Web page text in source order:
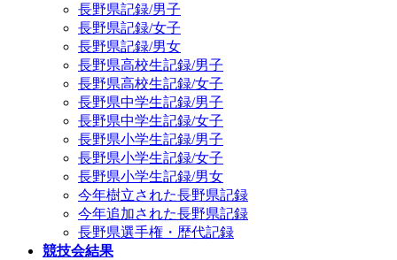
長野県記録/男子
長野県記録/女子
長野県記録/男女
長野県高校生記録/男子
長野県高校生記録/女子
長野県中学生記録/男子
長野県中学生記録/女子
長野県小学生記録/男子
長野県小学生記録/女子
長野県小学生記録/男女
今年樹立された長野県記録
今年追加された長野県記録
長野県選手権・歴代記録
競技会結果